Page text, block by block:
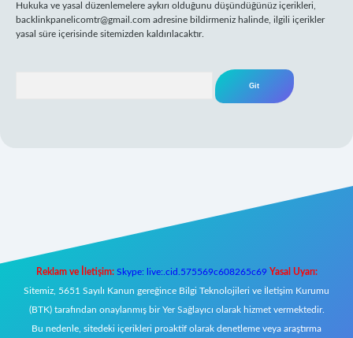
Hukuka ve yasal düzenlemelere aykırı olduğunu düşündüğünüz içerikleri,
backlinkpanelicomtr@gmail.com adresine bildirmeniz halinde, ilgili içerikler
yasal süre içerisinde sitemizden kaldırılacaktır.
Reklam ve İletişim: Skype: live:.cid.575569c608265c69 Yasal Uyarı:
Sitemiz, 5651 Sayılı Kanun gereğince Bilgi Teknolojileri ve İletişim Kurumu
(BTK) tarafından onaylanmış bir Yer Sağlayıcı olarak hizmet vermektedir.
Bu nedenle, sitedeki içerikleri proaktif olarak denetleme veya araştırma